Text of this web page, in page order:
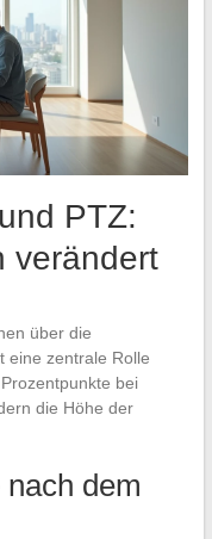
PTZ:
verändert
über die
eine zentrale Rolle
bei
die Höhe der
dem